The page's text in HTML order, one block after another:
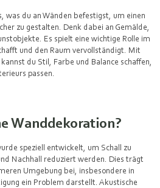
was du an Wänden befestigst, um einen
zu gestalten. Denk dabei an Gemälde,
Es spielt eine wichtige Rolle im
und den Raum vervollständigt. Mit
du Stil, Farbe und Balance schaffen,
passen.
Wanddekoration?
speziell entwickelt, um Schall zu
Nachhall reduziert werden. Dies trägt
Umgebung bei, insbesondere in
ein Problem darstellt. Akustische